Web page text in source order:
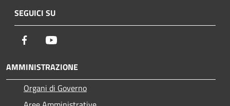
SEGUICI SU
Facebook
AMMINISTRAZIONE
Organi di Governo